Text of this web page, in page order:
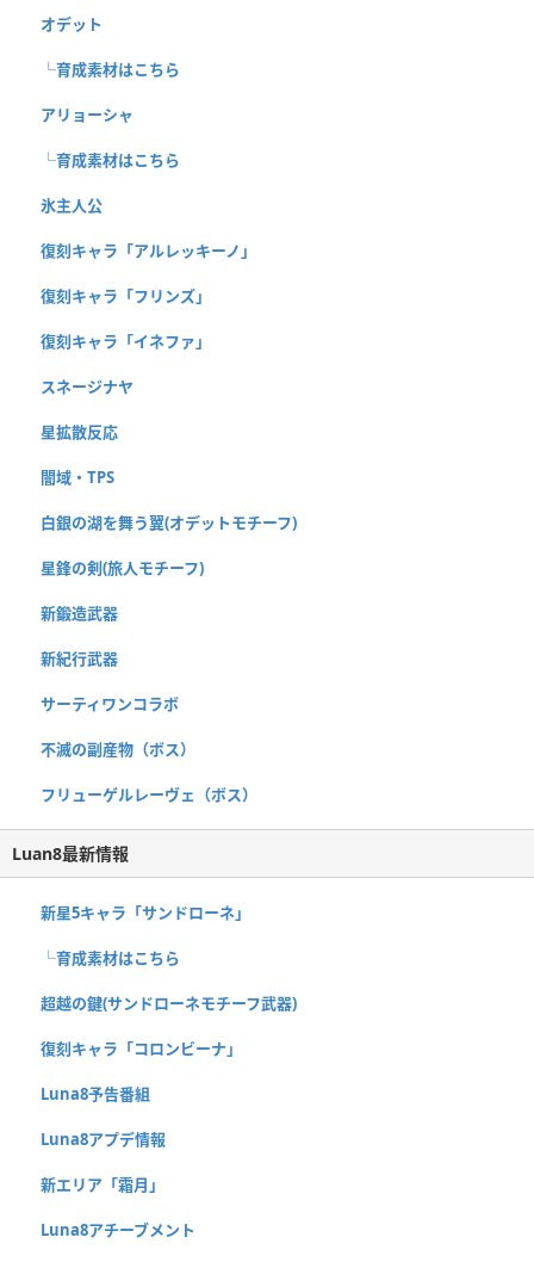
オデット
└育成素材はこちら
アリョーシャ
└育成素材はこちら
氷主人公
復刻キャラ「アルレッキーノ」
復刻キャラ「フリンズ」
復刻キャラ「イネファ」
スネージナヤ
星拡散反応
闇域・TPS
白銀の湖を舞う翼(オデットモチーフ)
星鋒の剣(旅人モチーフ)
新鍛造武器
新紀行武器
サーティワンコラボ
不滅の副産物（ボス）
フリューゲルレーヴェ（ボス）
Luan8最新情報
新星5キャラ「サンドローネ」
└育成素材はこちら
超越の鍵(サンドローネモチーフ武器)
復刻キャラ「コロンビーナ」
Luna8予告番組
Luna8アプデ情報
新エリア「霜月」
Luna8アチーブメント